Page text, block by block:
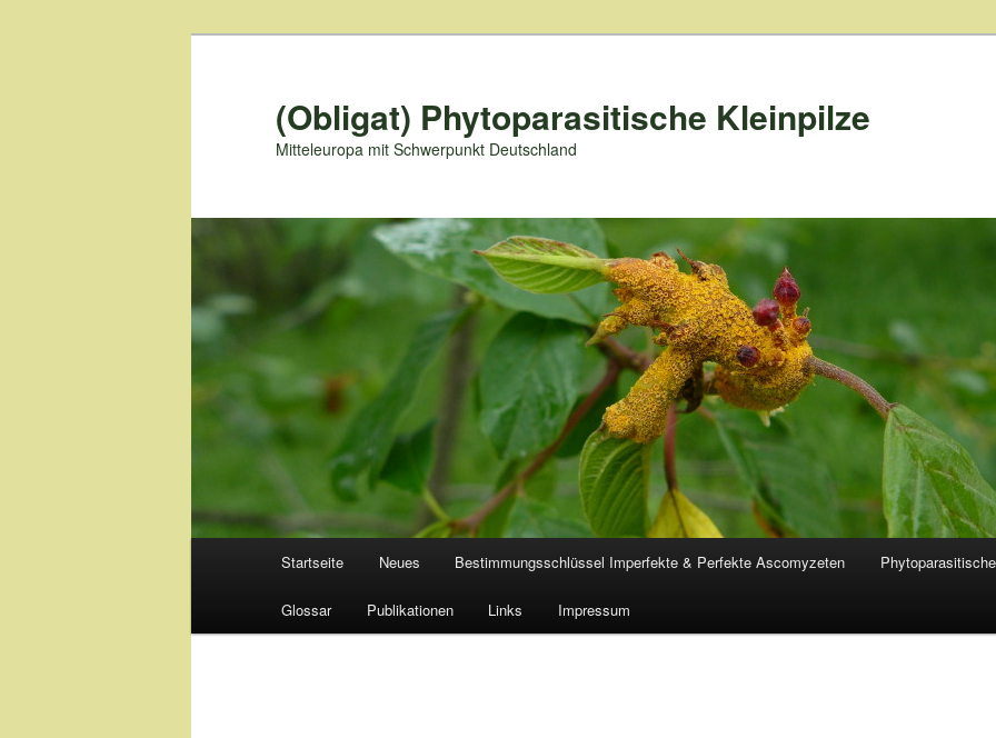
(Obligat) Phytoparasitische Kleinpilze
Mitteleuropa mit Schwerpunkt Deutschland
Startseite Neues Bestimmungsschlüssel Imperfekte & Perfekte Ascomyzeten
Glossar Publikationen Links Impressum